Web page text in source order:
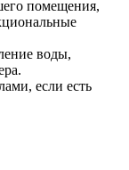
помещения,
воды,
если есть